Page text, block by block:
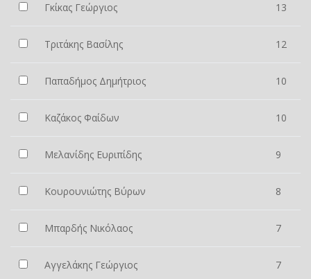
Γκίκας Γεώργιος 13
Τριτάκης Βασίλης 12
Παπαδήμος Δημήτριος 10
Καζάκος Φαίδων 10
Μελανίδης Ευριπίδης 9
Κουρουνιώτης Βύρων 8
Μπαρδής Νικόλαος 7
Αγγελάκης Γεώργιος 7